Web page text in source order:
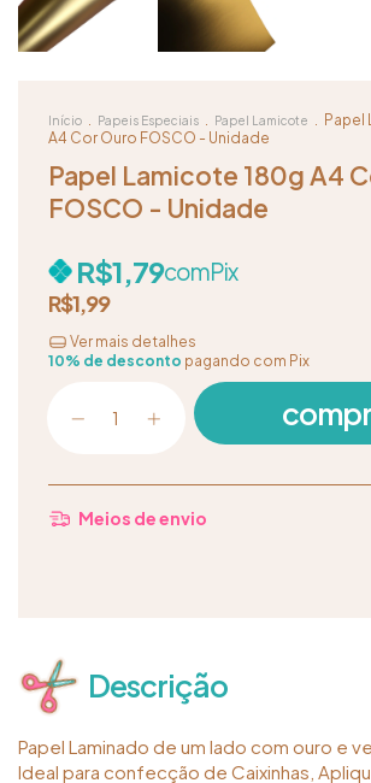
Início . Papeis Especiais . Papel Lamicote . Papel
A4 Cor Ouro FOSCO - Unidade
Papel Lamicote 180g A4
FOSCO - Unidade
R$1,99
R$1,79comPix
10% de desconto pagando com Pix
Ver mais detalhes
Meios de envio
Descrição
Papel Laminado de um lado com ouro e
Ideal para confecção de Caixinhas,